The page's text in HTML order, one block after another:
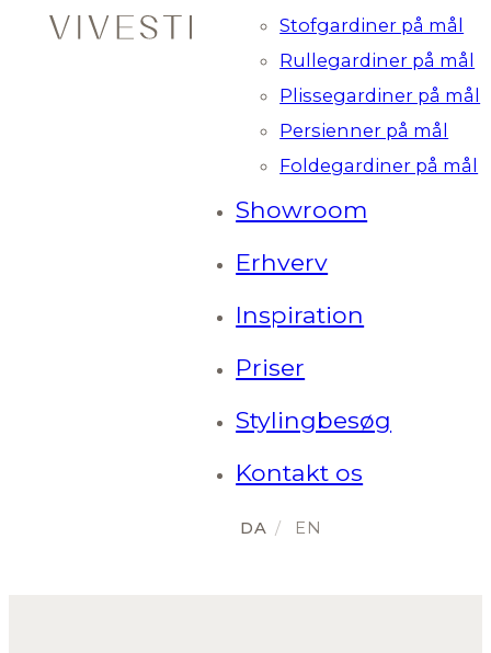
Stofgardiner på mål
Rullegardiner på mål
Plissegardiner på mål
Persienner på mål
Foldegardiner på mål
Showroom
Erhverv
Inspiration
Priser
Stylingbesøg
Kontakt os